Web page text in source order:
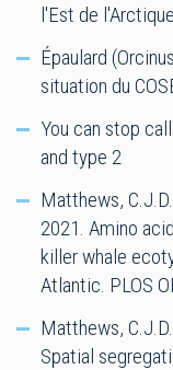
l'Est de
Épaulard
situation du
You can stop
and type 2
Matthews,
2021. Amino
killer whale
Atlantic. PLOS
Matthews,
Spatial